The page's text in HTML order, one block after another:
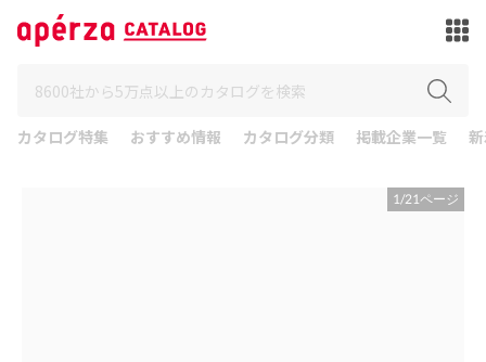
カタログ特集 おすすめ情報 カタログ分類 掲載企業一覧
1/21ページ